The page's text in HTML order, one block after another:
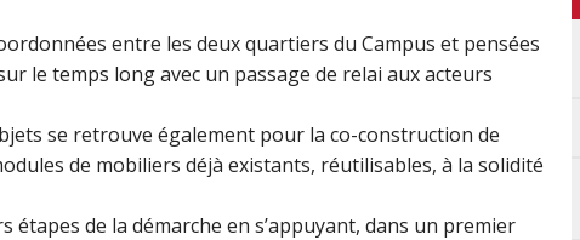
entre les deux quartiers du Campus et pensées
le temps long avec un passage de relai aux acteurs
se retrouve également pour la co-construction de
de mobiliers déjà existants, réutilisables, à la solidité
étapes de la démarche en s’appuyant, dans un premier